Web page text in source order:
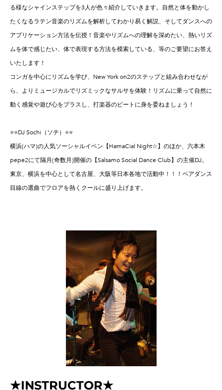
る様なシャインステップを3人が色々紹介していきます。自然と体を動かし
たくなるラテン音楽のリズムを解析してわかり易く解説、そしてダンスへの
アプリケーション方法を伝授！音楽やリズムへの理解を深めたい、熱いリズ
ムを体で感じたい、体で表現する方法を模索している、等のご要望にお答え
いたします！
コンガを中心にリズムを学び、New York on2のステップと組み合わせなが
ら、よりミュージカルでリズミックなサルサを体験！リズムに乗って自然に
動く感覚や遊び心をプラスし、打楽器のビートに身を委ねましょう！
⭐️⭐️DJ Sochi（ソチ）⭐️⭐️
横浜(ハマ)の人気ソーシャルイベン【HamaCial Night☆】のほか、六本木
pepe2にて隔月(奇数月)開催の【Salsamo Social Dance Club】の主催DJ。
東京、横浜を中心として名古屋、大阪等日本各地で活動中！！！ペアダンス
目線の選曲でフロアを熱くクールに盛り上げます。
★INSTRUCTOR★